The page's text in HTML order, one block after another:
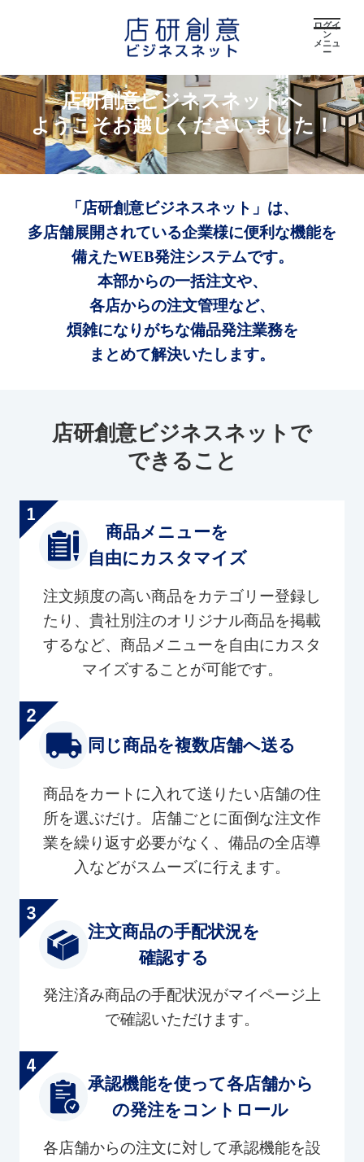
ログイ
ン
メニュ
ー
店研創意ビジネスネットへ
ようこそお越しくださいました！
「店研創意ビジネスネット」は、
多店舗展開されている企業様に便利な機能を
備えたWEB発注システムです。
本部からの一括注文や、
各店からの注文管理など、
煩雑になりがちな備品発注業務を
まとめて解決いたします。
店研創意ビジネスネットで
できること
商品メニューを
自由にカスタマイズ
注文頻度の高い商品をカテゴリー登録し
たり、貴社別注のオリジナル商品を掲載
するなど、商品メニューを自由にカスタ
マイズすることが可能です。
同じ商品を複数店舗へ送る
商品をカートに入れて送りたい店舗の住
所を選ぶだけ。店舗ごとに面倒な注文作
業を繰り返す必要がなく、備品の全店導
入などがスムーズに行えます。
注文商品の手配状況を
確認する
発注済み商品の手配状況がマイページ上
で確認いただけます。
承認機能を使って各店舗から
の発注をコントロール
各店舗からの注文に対して承認機能を設